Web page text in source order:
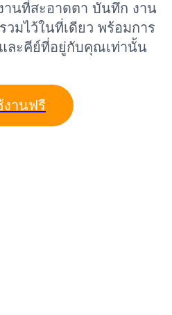
นที่สะอาดตา บันทึก งาน
วมไว้ในที่เดียว พร้อมการ
ละคีย์ที่อยู่กับคุณเท่านั้น
งานฟรี